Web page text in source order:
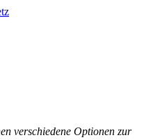
verschiedene Optionen zur